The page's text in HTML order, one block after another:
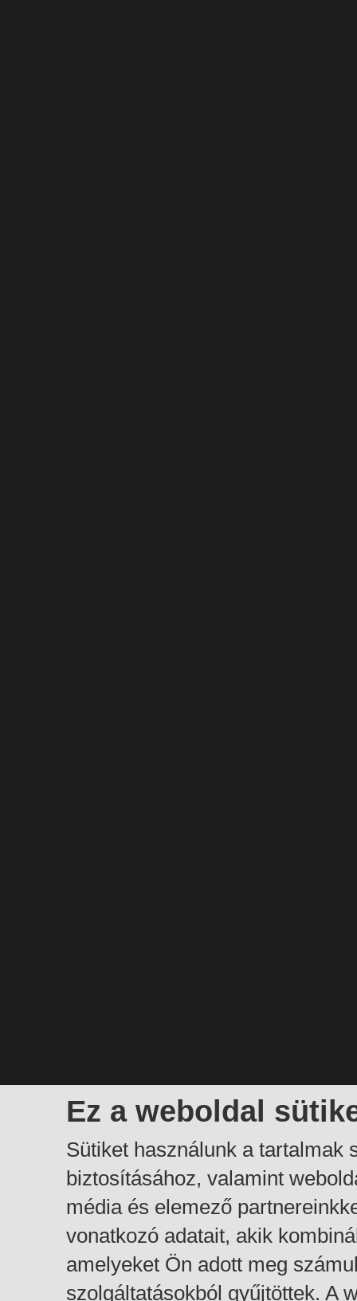
Ez a weboldal
Sütiket használunk a tartalmak
biztosításához, valamint
média és elemező
vonatkozó adatait, akik
amelyeket Ön adott meg
szolgáltatásokból gyűjtöttek. A